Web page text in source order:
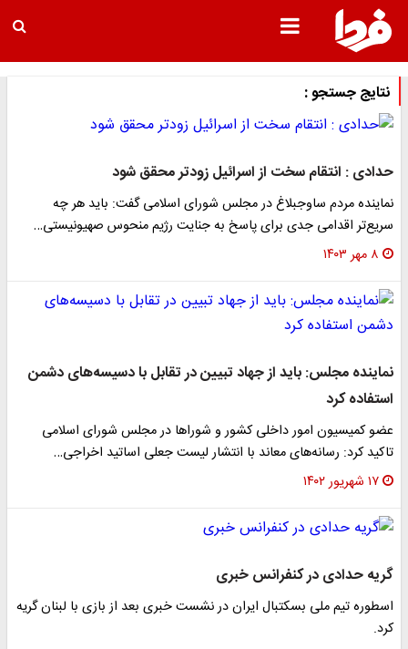
نتایج جستجو :
حدادی : انتقام سخت از اسرائیل زودتر محقق شود
نماینده مردم ساوجبلاغ در مجلس شورای اسلامی گفت: باید هر چه
سریع‌تر اقدامی جدی برای پاسخ به جنایت رژیم منحوس صهیونیستی…
۸ مهر ۱۴۰۳
نماینده مجلس: باید از جهاد تبیین در تقابل با دسیسه‌های دشمن
استفاده کرد
عضو کمیسیون امور داخلی کشور و شوراها در مجلس شورای اسلامی
تاکید کرد: رسانه‌های معاند با انتشار لیست جعلی اساتید اخراجی…
۱۷ شهریور ۱۴۰۲
گریه حدادی در کنفرانس خبری
اسطوره تیم ملی بسکتبال ایران در نشست خبری بعد از بازی با لبنان گریه
کرد.